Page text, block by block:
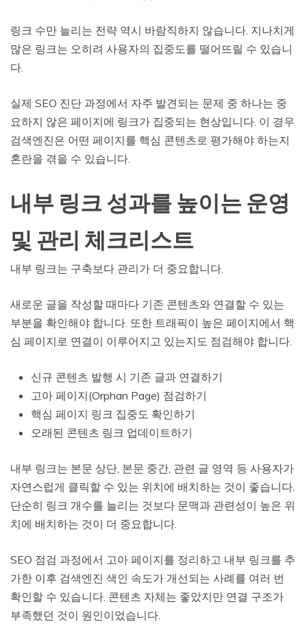
링크 수만 늘리는 전략 역시 바람직하지 않습니다. 지나치게
많은 링크는 오히려 사용자의 집중도를 떨어뜨릴 수 있습니
다.
실제 SEO 진단 과정에서 자주 발견되는 문제 중 하나는 중
요하지 않은 페이지에 링크가 집중되는 현상입니다. 이 경우
검색엔진은 어떤 페이지를 핵심 콘텐츠로 평가해야 하는지
혼란을 겪을 수 있습니다.
내부 링크 성과를 높이는 운영
및 관리 체크리스트
내부 링크는 구축보다 관리가 더 중요합니다.
새로운 글을 작성할 때마다 기존 콘텐츠와 연결할 수 있는
부분을 확인해야 합니다. 또한 트래픽이 높은 페이지에서 핵
심 페이지로 연결이 이루어지고 있는지도 점검해야 합니다.
신규 콘텐츠 발행 시 기존 글과 연결하기
고아 페이지(Orphan Page) 점검하기
핵심 페이지 링크 집중도 확인하기
오래된 콘텐츠 링크 업데이트하기
내부 링크는 본문 상단, 본문 중간, 관련 글 영역 등 사용자가
자연스럽게 클릭할 수 있는 위치에 배치하는 것이 좋습니다.
단순히 링크 개수를 늘리는 것보다 문맥과 관련성이 높은 위
치에 배치하는 것이 더 중요합니다.
SEO 점검 과정에서 고아 페이지를 정리하고 내부 링크를 추
가한 이후 검색엔진 색인 속도가 개선되는 사례를 여러 번
확인할 수 있습니다. 콘텐츠 자체는 좋았지만 연결 구조가
부족했던 것이 원인이었습니다.